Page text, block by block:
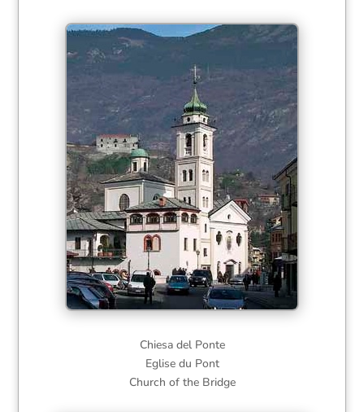
Chiesa del Ponte
Eglise du Pont
Church of the Bridge